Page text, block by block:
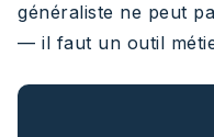
généraliste ne peut
— il faut un outil